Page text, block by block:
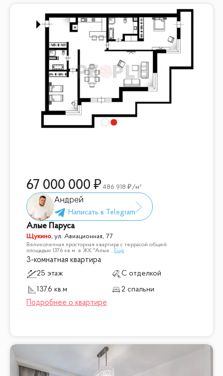
67 000 000 486 918 /м²
Андрей
Алые Паруса
Щукино,ул. Авиационная, 77
Великолепная просторная квартира с террасой общей
площадью 137.6 кв.м. в ЖК "Алые... Ещё
3-комнатная квартира
25 этаж
С отделкой
137.6 кв.м
2 спальни